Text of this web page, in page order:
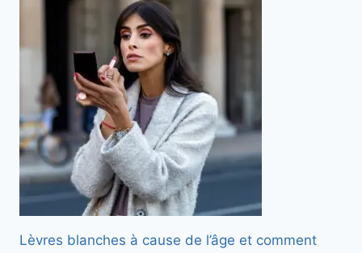
Lèvres blanches à cause de l’âge et comment